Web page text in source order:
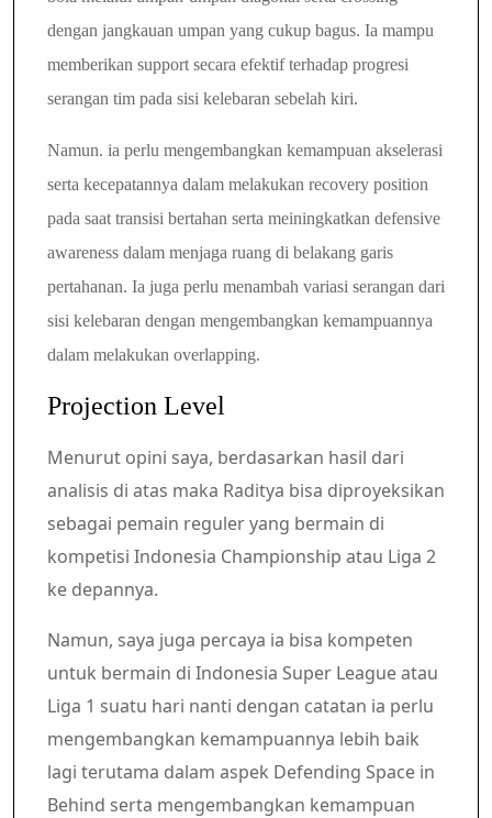
dengan jangkauan umpan yang cukup bagus. Ia mampu
memberikan support secara efektif terhadap progresi
serangan tim pada sisi kelebaran sebelah kiri.
Namun. ia perlu mengembangkan kemampuan akselerasi
serta kecepatannya dalam melakukan recovery position
pada saat transisi bertahan serta meiningkatkan defensive
awareness dalam menjaga ruang di belakang garis
pertahanan. Ia juga perlu menambah variasi serangan dari
sisi kelebaran dengan mengembangkan kemampuannya
dalam melakukan overlapping.
Projection Level
Menurut opini saya, berdasarkan hasil dari
analisis di atas maka Raditya bisa diproyeksikan
sebagai pemain reguler yang bermain di
kompetisi Indonesia Championship atau Liga 2
ke depannya.
Namun, saya juga percaya ia bisa kompeten
untuk bermain di Indonesia Super League atau
Liga 1 suatu hari nanti dengan catatan ia perlu
mengembangkan kemampuannya lebih baik
lagi terutama dalam aspek Defending Space in
Behind serta mengembangkan kemampuan